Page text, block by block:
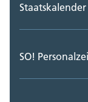
Staatskalender
SO!